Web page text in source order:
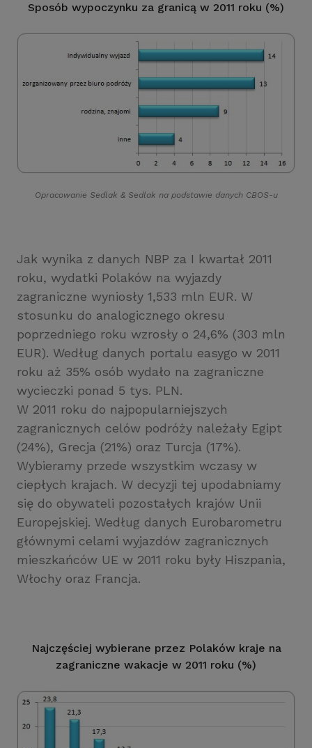
Sposób wypoczynku za granicą w 2011 roku (%)
Opracowanie Sedlak &Sedlak na podstawie danych CBOS-u
Jak wynika z danych NBP za I kwartał 2011
roku, wydatki Polaków na wyjazdy
zagraniczne wyniosły 1,533 mln EUR. W
stosunku do analogicznego okresu
poprzedniego roku wzrosły o 24,6% (303 mln
EUR). Według danych portalu easygo w 2011
roku aż 35% osób wydało na zagraniczne
wycieczki ponad 5 tys. PLN.
W 2011 roku do najpopularniejszych
zagranicznych celów podróży należały Egipt
(24%), Grecja (21%) oraz Turcja (17%).
Wybieramy przede wszystkim wczasy w
ciepłych krajach. W decyzji tej upodabniamy
się do obywateli pozostałych krajów Unii
Europejskiej. Według danych Eurobarometru
głównymi celami wyjazdów zagranicznych
mieszkańców UE w 2011 roku były Hiszpania,
Włochy oraz Francja.
Najczęściej wybierane przez Polaków kraje na
zagraniczne wakacje w 2011 roku (%)